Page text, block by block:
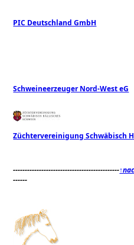
PIC Deutschland GmbH
Schweineerzeuger Nord-West eG
Züchtervereinigung Schwäbisch
---------------------------------------------
------